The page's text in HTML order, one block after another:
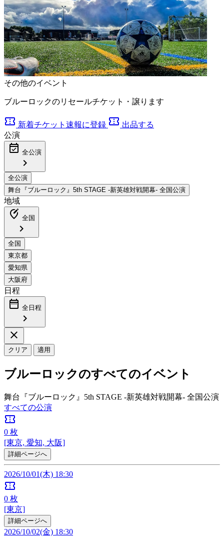
その他のイベント
ブルーロックのリセールチケット・譲ります
confirmation_number 新着チケット速報に登録 confirmation_number 出品する
公演
event_available 全公演
chevron_right
地域
edit_location_alt 全国
chevron_right
日程
date_range 全日程
chevron_right
close
クリア 適用
ブルーロックのすべてのイベント
舞台『ブルーロック』5th STAGE -新英雄対戦開幕- 全国公演
すべての公演
confirmation_number
0 枚
[東京, 愛知, 大阪]
詳細ページへ
2026/10/01(木) 18:30
confirmation_number
0 枚
[東京]
詳細ページへ
2026/10/02(金) 18:30